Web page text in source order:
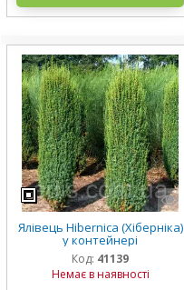
Ялівець Hibernica (Хіберніка)
у контейнері
Код: 41139
Немає в наявності